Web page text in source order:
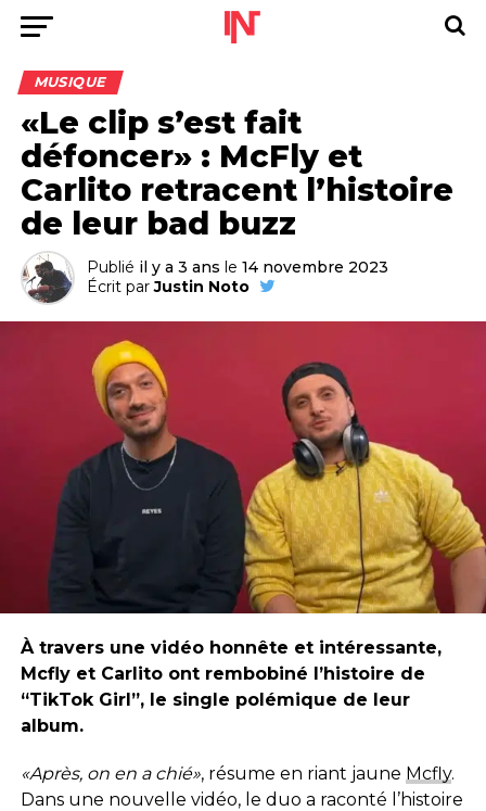
MUSIQUE
«Le clip s’est fait
défoncer» : McFly et
Carlito retracent l’histoire
de leur bad buzz
Publié il y a 3 ans le 14 novembre 2023
Écrit par Justin Noto
À travers une vidéo honnête et intéressante,
Mcfly et Carlito ont rembobiné l’histoire de
“TikTok Girl”, le single polémique de leur
album.
«Après, on en a chié», résume en riant jaune Mcfly.
Dans une nouvelle vidéo, le duo a raconté l’histoire